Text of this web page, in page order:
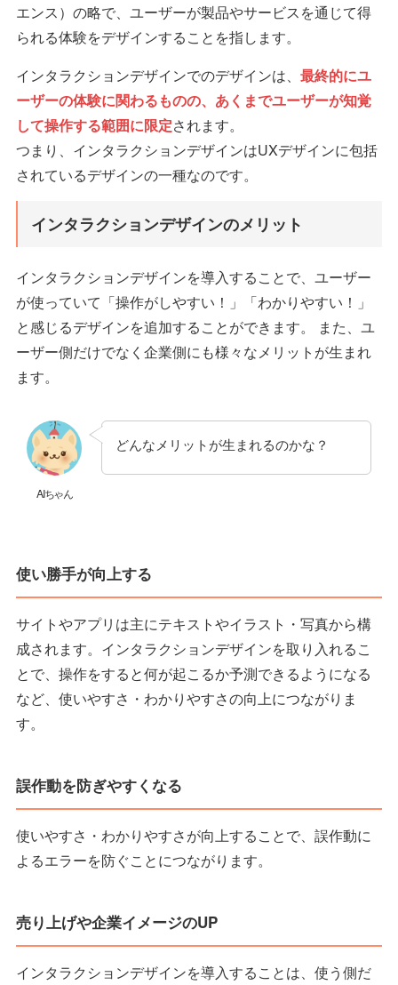
エンス）の略で、ユーザーが製品やサービスを通じて得
られる体験をデザインすることを指します。
インタラクションデザインでのデザインは、 最終的にユ
ーザーの体験に関わるものの、あくまでユーザーが知覚
して操作する範囲に限定されます。
つまり、インタラクションデザインはUXデザインに包括
されているデザインの一種なのです。
インタラクションデザインのメリット
インタラクションデザインを導入することで、ユーザー
が使っていて「操作がしやすい！」「わかりやすい！」
と感じるデザインを追加することができます。 また、ユ
ーザー側だけでなく企業側にも様々なメリットが生まれ
ます。
AIちゃん
どんなメリットが生まれるのかな？
使い勝手が向上する
サイトやアプリは主にテキストやイラスト・写真から構
成されます。インタラクションデザインを取り入れるこ
とで、操作をすると何が起こるか予測できるようになる
など、使いやすさ・わかりやすさの向上につながりま
す。
誤作動を防ぎやすくなる
使いやすさ・わかりやすさが向上することで、誤作動に
よるエラーを防ぐことにつながります。
売り上げや企業イメージのUP
インタラクションデザインを導入することは、使う側だ